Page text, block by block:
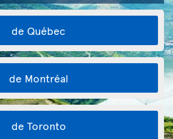
de Québec
de Montréal
de Toronto